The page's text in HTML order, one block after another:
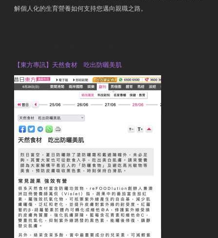
解個人化的生育營養如何支持您邁向親職之路。
【東方專訊】天然食材 吃出防曬美肌